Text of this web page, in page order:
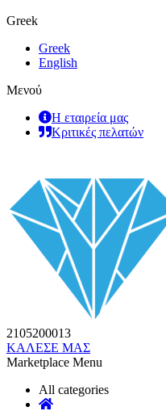
Greek
Greek
English
Μενού
Η εταιρεία μας
Κριτικές πελατών
2105200013
ΚΑΛΕΣΕ ΜΑΣ
Marketplace Menu
All categories